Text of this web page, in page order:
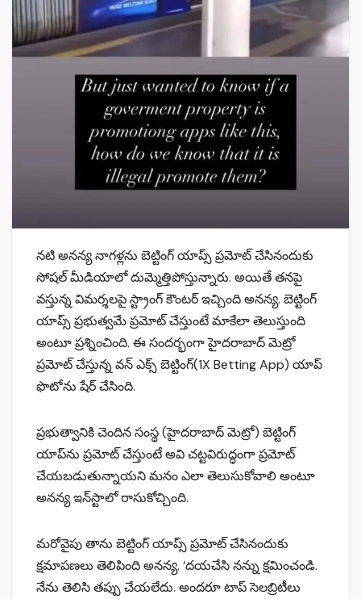
న‌టి అన‌న్య నాగ‌ళ్లను బెట్టింగ్ యాప్స్ ప్ర‌మోట్ చేసినందుకు
సోష‌ల్ మీడియాలో దుమ్మెత్తిపోస్తున్నారు. అయితే త‌న‌పై
వ‌స్తున్న విమ‌ర్శ‌ల‌పై స్ట్రాంగ్ కౌంట‌ర్ ఇచ్చింది అన‌న్య. బెట్టింగ్
యాప్స్ ప్ర‌భుత్వమే ప్ర‌మోట్ చేస్తుంటే మాకేలా తెలుస్తుంది
అంటూ ప్ర‌శ్నించింది. ఈ సంద‌ర్భంగా హైద‌రాబాద్ మెట్రో
ప్ర‌మోట్ చేస్తున్న వ‌న్ ఎక్స్ బెట్టింగ్(1X Betting App) యాప్
ఫొటోను షేర్ చేసింది.
ప్ర‌భుత్వానికి చెందిన సంస్థ (హైద‌రాబాద్ మెట్రో) బెట్టింగ్
యాప్‌ను ప్ర‌మోట్ చేస్తుంటే అవి చట్టవిరుద్ధంగా ప్రమోట్
చేయబడుతున్నాయని మనం ఎలా తెలుసుకోవాలి అంటూ
అన‌న్య ఇన్‌స్టాలో రాసుకోచ్చింది.
మ‌రోవైపు తాను బెట్టింగ్ యాప్స్ ప్ర‌మోట్ చేసినందుకు
క్ష‌మాప‌ణ‌లు తెలిపింది అన‌న్య‌. ‘దయచేసి నన్ను క్షమించండి.
నేను తెలిసి తప్పు చేయలేదు. అందరూ టాప్ సెలబ్రిటీలు